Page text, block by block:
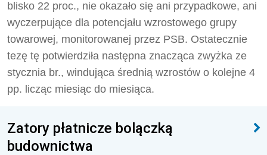
blisko 22 proc., nie okazało się ani przypadkowe, ani
wyczerpujące dla potencjału wzrostowego grupy
towarowej, monitorowanej przez PSB. Ostatecznie
tezę tę potwierdziła następna znacząca zwyżka ze
stycznia br., windująca średnią wzrostów o kolejne 4
pp. licząc miesiąc do miesiąca.
Zatory płatnicze bolączką
budownictwa